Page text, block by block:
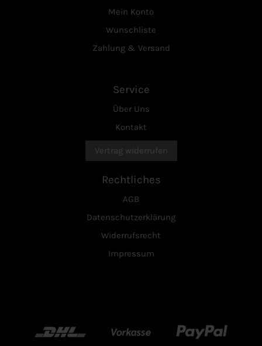
Mein Konto
Wunschliste
Zahlung & Versand
Service
Über Uns
Kontakt
Vertrag widerrufen
Rechtliches
AGB
Datenschutzerklärung
Widerrufsrecht
Impressum
DHL Vorkasse Paypal